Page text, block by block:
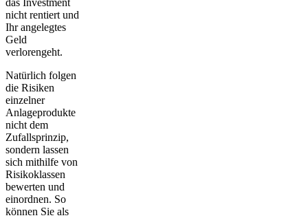
nicht rentiert und
Ihr angelegtes
Geld
verlorengeht.
Natürlich folgen
die Risiken
einzelner
Anlageprodukte
nicht dem
Zufallsprinzip,
sondern lassen
sich mithilfe von
Risikoklassen
bewerten und
einordnen. So
können Sie als